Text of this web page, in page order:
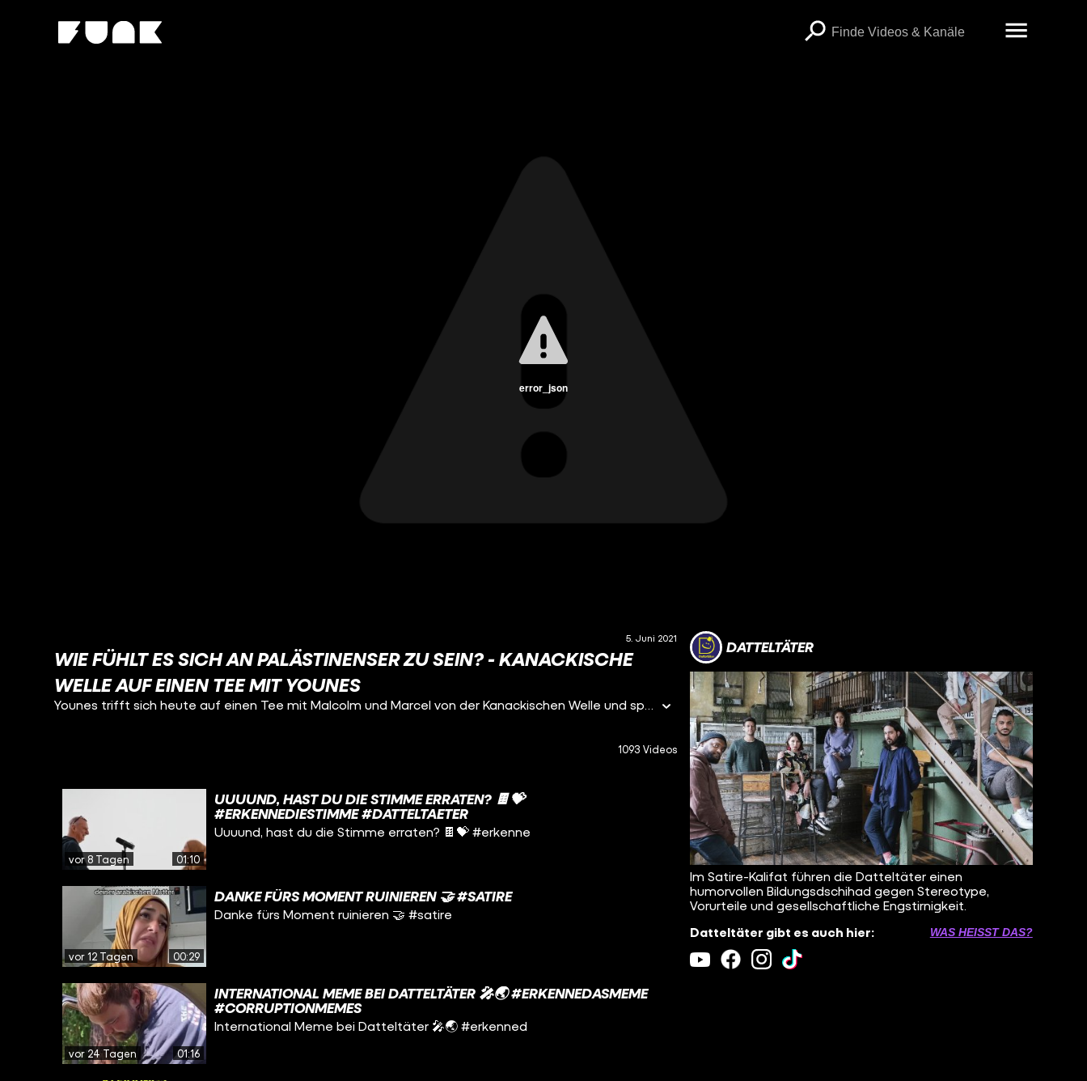
error_json
DATTELTÄTER
Im Satire-Kalifat führen die Datteltäter einen
humorvollen Bildungsdschihad gegen Stereotype,
Vorurteile und gesellschaftliche Engstirnigkeit.
Datteltäter gibt es auch hier:
WAS HEISST DAS?
5. Juni 2021
WIE FÜHLT ES SICH AN PALÄSTINENSER ZU SEIN? - KANACKISCHE
WELLE AUF EINEN TEE MIT YOUNES
Younes trifft sich heute auf einen Tee mit Malcolm und Marcel von der Kanackischen Welle und spricht mit ihnen darüber, wie es sich anfühlt junger Palästinenser in Deutschland zu sein?
1093 Videos
vor 8 Tagen 01:10
UUUUND, HAST DU DIE STIMME ERRATEN? 🍫💝
#ERKENNEDIESTIMME #DATTELTAETER
Uuuund, hast du die Stimme erraten? 🍫💝 #erkenne
vor 12 Tagen 00:29
DANKE FÜRS MOMENT RUINIEREN 🤝 #SATIRE
Danke fürs Moment ruinieren 🤝 #satire
vor 24 Tagen 01:16
INTERNATIONAL MEME BEI DATTELTÄTER 🎤🌏 #ERKENNEDASMEME
#CORRUPTIONMEMES
International Meme bei Datteltäter 🎤🌏 #erkenned